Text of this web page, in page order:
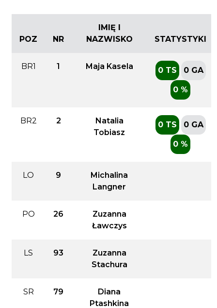
POZ NR
IMIĘ I
NAZWISKO
STATYSTYKI
BR1 1 Maja Kasela 0 TS 0 GA
0 %
BR2 2
Natalia
Tobiasz
0 TS 0 GA
0 %
LO 9
Michalina
Langner
PO 26
Zuzanna
Ławczys
LS 93
Zuzanna
Stachura
SR 79
Diana
Ptashkina